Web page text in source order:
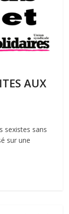
AUX
sexistes sans
sur une